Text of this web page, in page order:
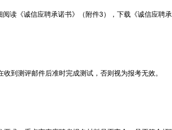
《诚信应聘承诺书》（附件3），下载《诚信应聘承
测评邮件后准时完成测试，否则视为报考无效。